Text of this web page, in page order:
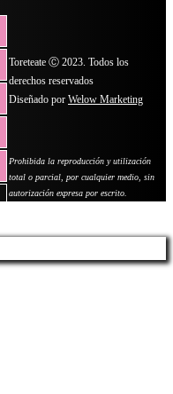
Toreteate Ⓒ 2023. Todos los
derechos reservados
Diseñado por Welow Marketing
Prohibida la reproducción y utilización
total o parcial, por cualquier medio, sin
autorización expresa por escrito.